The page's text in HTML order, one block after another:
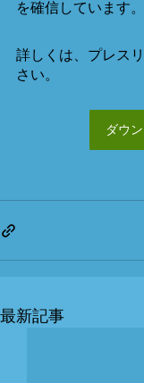
を確信しています。
詳しくは、プレス
さい。
ダウ
最新記事